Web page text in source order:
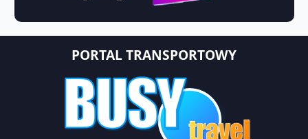
PORTAL TRANSPORTOWY